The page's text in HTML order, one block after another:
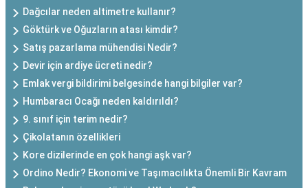
Dağcılar neden altimetre kullanır?
Göktürk ve Oğuzların atası kimdir?
Satış pazarlama mühendisi Nedir?
Devir için ardiye ücreti nedir?
Emlak vergi bildirimi belgesinde hangi bilgiler var?
Humbaracı Ocağı neden kaldırıldı?
9. sınıf için terim nedir?
Çikolatanın özellikleri
Kore dizilerinde en çok hangi aşk var?
Ordino Nedir? Ekonomi ve Taşımacılıkta Önemli Bir Kavram